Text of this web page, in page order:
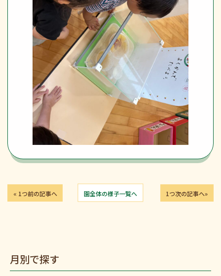
« 1つ前の記事へ 園全体の様子一覧へ 1つ次の記事へ»
月別で探す